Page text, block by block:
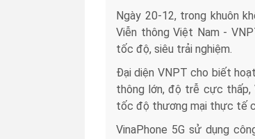
Ngày 20-12, trong khuôn
Viễn thông Việt Nam -
tốc độ, siêu trải nghiệm.
Đại diện VNPT cho biết
thông lớn, độ trễ cực thấp,
tốc độ thương mại thực tế
VinaPhone 5G sử dụng